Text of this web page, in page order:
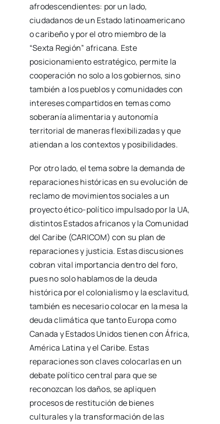
afrodescendientes: por un lado,
ciudadanos de un Estado latinoamericano
o caribeño y por el otro miembro de la
“Sexta Región” africana. Este
posicionamiento estratégico, permite la
cooperación no solo a los gobiernos, sino
también a los pueblos y comunidades con
intereses compartidos en temas como
soberanía alimentaria y autonomía
territorial de maneras flexibilizadas y que
atiendan a los contextos y posibilidades.
Por otro lado, el tema sobre la demanda de
reparaciones históricas en su evolución de
reclamo de movimientos sociales a un
proyecto ético-político impulsado por la UA,
distintos Estados africanos y la Comunidad
del Caribe (CARICOM) con su plan de
reparaciones y justicia. Estas discusiones
cobran vital importancia dentro del foro,
pues no solo hablamos de la deuda
histórica por el colonialismo y la esclavitud,
también es necesario colocar en la mesa la
deuda climática que tanto Europa como
Canada y Estados Unidos tienen con África,
América Latina y el Caribe. Estas
reparaciones son claves colocarlas en un
debate político central para que se
reconozcan los daños, se apliquen
procesos de restitución de bienes
culturales y la transformación de las